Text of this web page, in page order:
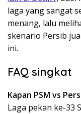
laga yang sangat
menang, lalu
skenario Persib
ini.
FAQ singkat
Kapan PSM vs
Laga pekan ke-33